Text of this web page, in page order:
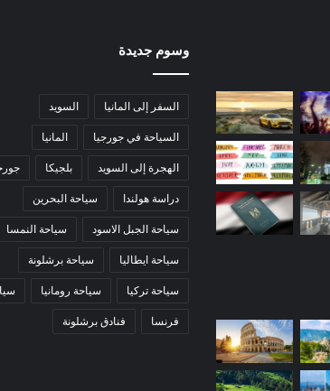
وسوم جديدة
السفر إلى المانيا السويد
السياحة في جورجيا المانيا
الهجرة إلى السويد بلجيكا
دراسة هولندا سياحة البحرين
سياحة الجبل الاسود سياحة النمسا
سياحة ايطاليا سياحة برشلونة
سياحة تركيا سياحة رومانيا
فرنسا فنادق برشلونة